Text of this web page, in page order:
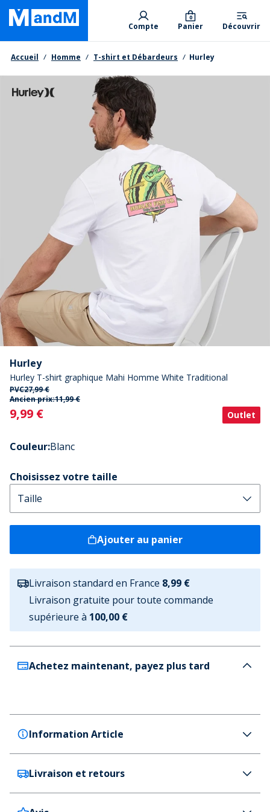
Skip
main
content
Primary departments
Compte Panier
0
Découvrir
Fil d'Ariane
Accueil Homme T-shirt et Débardeurs Hurley
Hurley
Hurley T-shirt graphique Mahi Homme White Traditional
PVC27,99 €
Ancien prix:11,99 €
Current
9,99 € Outlet
Couleur:Blanc
Choisissez votre taille
Ajouter au panier
Livraison standard en France 8,99 €
Livraison gratuite pour toute commande
supérieure à 100,00 €
Achetez maintenant, payez plus tard
Information Article
Hurley
Hurley T-shirt graphique Mahi Homme White
Traditional
Livraison et retours